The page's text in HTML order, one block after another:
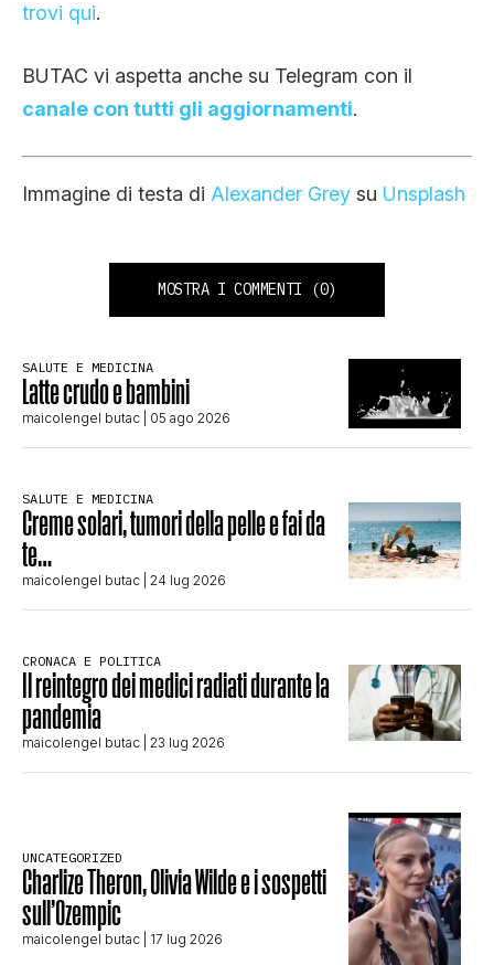
trovi qui.
BUTAC vi aspetta anche su Telegram con il
canale con tutti gli aggiornamenti.
Immagine di testa di Alexander Grey su Unsplash
MOSTRA I COMMENTI (0)
SALUTE E MEDICINA
Latte crudo e bambini
maicolengel butac | 05 ago 2026
SALUTE E MEDICINA
Creme solari, tumori della pelle e fai da
te…
maicolengel butac | 24 lug 2026
CRONACA E POLITICA
Il reintegro dei medici radiati durante la
pandemia
maicolengel butac | 23 lug 2026
UNCATEGORIZED
Charlize Theron, Olivia Wilde e i sospetti
sull’Ozempic
maicolengel butac | 17 lug 2026